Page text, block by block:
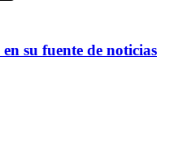
en su fuente de noticias